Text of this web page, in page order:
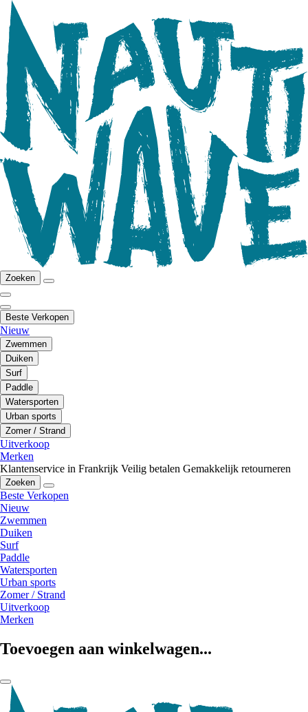
Zoeken
Beste Verkopen
Nieuw
Zwemmen
Duiken
Surf
Paddle
Watersporten
Urban sports
Zomer / Strand
Uitverkoop
Merken
Klantenservice in Frankrijk Veilig betalen Gemakkelijk retourneren
Zoeken
Beste Verkopen
Nieuw
Zwemmen
Duiken
Surf
Paddle
Watersporten
Urban sports
Zomer / Strand
Uitverkoop
Merken
Toevoegen aan winkelwagen...